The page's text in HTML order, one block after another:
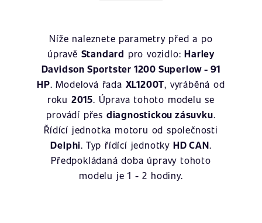
Níže naleznete parametry před a po
úpravě Standard pro vozidlo:Harley
Davidson Sportster 1200 Superlow - 91
HP. Modelová řada XL1200T, vyráběná od
roku 2015. Úprava tohoto modelu se
provádí přes diagnostickou zásuvku.
Řídící jednotka motoru od společnosti
Delphi. Typ řídící jednotky HD CAN.
Předpokládaná doba úpravy tohoto
modelu je 1 - 2 hodiny.